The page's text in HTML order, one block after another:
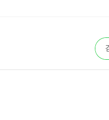
합
검
색